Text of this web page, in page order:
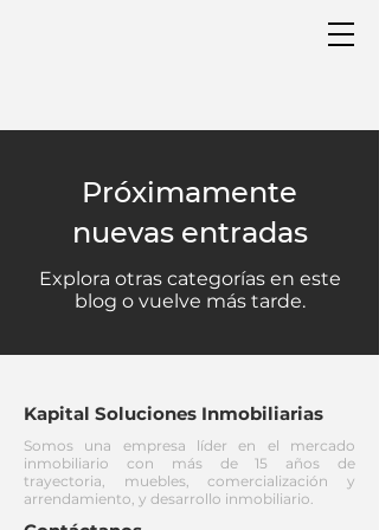
Próximamente
nuevas entradas
Explora otras categorías en este
blog o vuelve más tarde.
Kapital Soluciones Inmobiliarias
Somos una empresa líder en el mercado
inmobiliario con más de 15 años de
trayectoria, muebles, comercialización y
arrendamiento, y desarrollo inmobiliario.